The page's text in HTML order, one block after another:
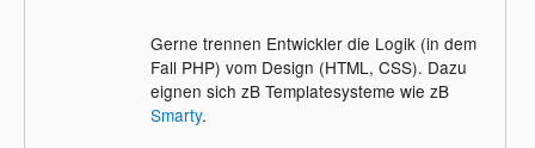
ich dann 3 html Dateien einbinden? Auch
da wär ich um allgemeine Tips froh, wenn
ich auf was bestimmtes nicht eingegangen
bin.
Gerne trennen Entwickler die Logik (in dem
Fall PHP) vom Design (HTML, CSS). Dazu
eignen sich zB Templatesysteme wie zB
Smarty.